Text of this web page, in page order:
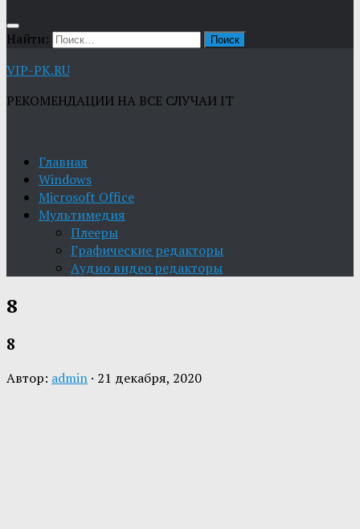
Найти:
VIP-PK.RU
РЕКОМЕНДАЦИИ НА ВСЕ СЛУЧАИ IT
Главная
Windows
Microsoft Office
Мультимедия
Плееры
Графические редакторы
Aудио видео редакторы
8
8
Автор: admin · 21 декабря, 2020